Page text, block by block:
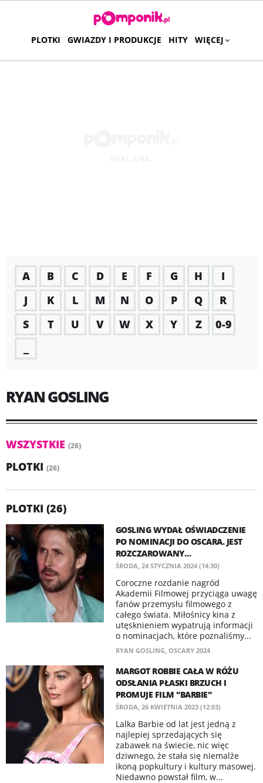
PLOTKI GWIAZDY I PRODUKCJE HITY WIĘCEJ
A B C D E F G H
I
J
K L M N O P Q
R
S
T U V W X Y Z
0-9
RYAN GOSLING
WSZYSTKIE (26)
PLOTKI (26)
PLOTKI (26)
GOSLING WYDAŁ OŚWIADCZENIE
PO NOMINACJI DO OSCARA. JEST
ROZCZAROWANY…
ŚRODA, 24 STYCZNIA 2024 (14:30)
Coroczne rozdanie nagród
Akademii Filmowej przyciąga uwagę
fanów przemysłu filmowego z
całego świata. Miłośnicy kina z
utęsknieniem wypatrują informacji
o nominacjach, które poznaliśmy...
RYAN GOSLING, OSCARY 2024
MARGOT ROBBIE CAŁA W RÓŻU
ODSŁANIA PŁASKI BRZUCH I
PROMUJE FILM "BARBIE"
ŚRODA, 26 KWIETNIA 2023 (12:03)
Lalka Barbie od lat jest jedną z
najlepiej sprzedających się
zabawek na świecie, nic więc
dziwnego, że stała się niemalże
ikoną popkultury i kultury masowej.
Niedawno powstał film, w...